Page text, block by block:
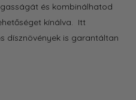
és kombinálhatod
kínálva. Itt
dísznövények is garantáltan